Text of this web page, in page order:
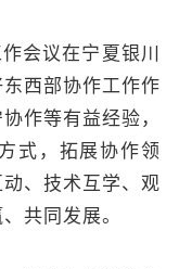
议在宁夏银川
西部协作工作作
作等有益经验，
式，拓展协作领
、技术互学、观
共同发展。